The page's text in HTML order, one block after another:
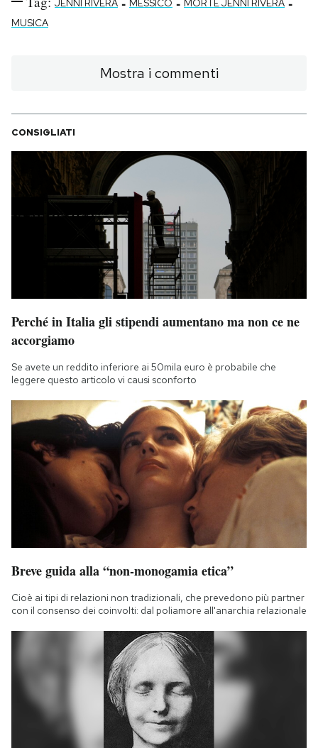
JENNI RIVERA MESSICO MORTE JENNI RIVERA
MUSICA
Mostra i commenti
CONSIGLIATI
Perché in Italia gli stipendi aumentano ma non ce ne
accorgiamo
Se avete un reddito inferiore ai 50mila euro è probabile che
leggere questo articolo vi causi sconforto
Breve guida alla “non-monogamia etica”
Cioè ai tipi di relazioni non tradizionali, che prevedono più partner
con il consenso dei coinvolti: dal poliamore all'anarchia relazionale